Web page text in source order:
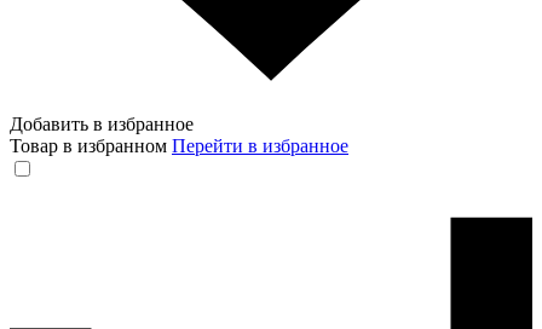
Добавить в избранное
Товар в избранном Перейти в избранное